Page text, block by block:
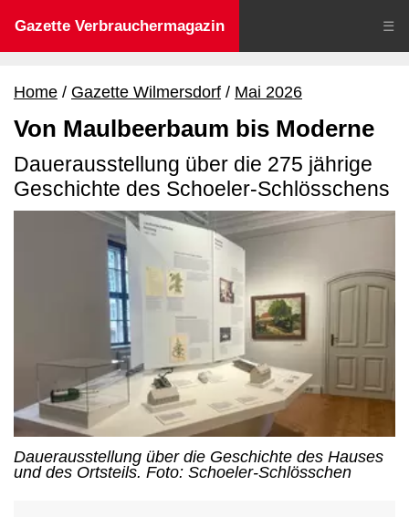
Gazette Verbrauchermagazin ☰
Home Gazette Wilmersdorf Mai 2026
Von Maulbeerbaum bis Moderne
Dauerausstellung über die 275 jährige
Geschichte des Schoeler-Schlösschens
Dauerausstellung über die Geschichte des Hauses
und des Ortsteils. Foto: Schoeler-Schlösschen